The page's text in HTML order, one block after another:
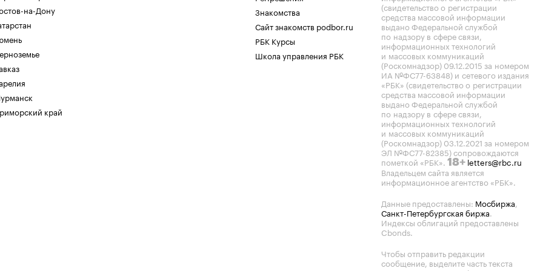
на-Дону
край
Знакомства
Сайт знакомств podbor.ru
РБК Курсы
Школа управления РБК
(свидетельство о регистрации
средства массовой информации
выдано Федеральной службой
по надзору в сфере связи,
информационных технологий
и массовых коммуникаций
(Роскомнадзор) 09.12.2015 за номером
ИА №ФС77-63848) и сетевого издания
«РБК» (свидетельство о регистрации
средства массовой информации
выдано Федеральной службой
по надзору в сфере связи,
информационных технологий
и массовых коммуникаций
(Роскомнадзор) 03.12.2021 за номером
ЭЛ №ФС77-82385) сопровождаются
пометкой «РБК». 18+ letters@rbc.ru
Владельцем сайта является
информационное агентство «РБК».
Данные предоставлены: Мосбиржа,
Санкт-Петербургская биржа.
Индексы облигаций предоставлены
Cbonds.
Чтобы отправить редакции
сообщение, выделите часть текста